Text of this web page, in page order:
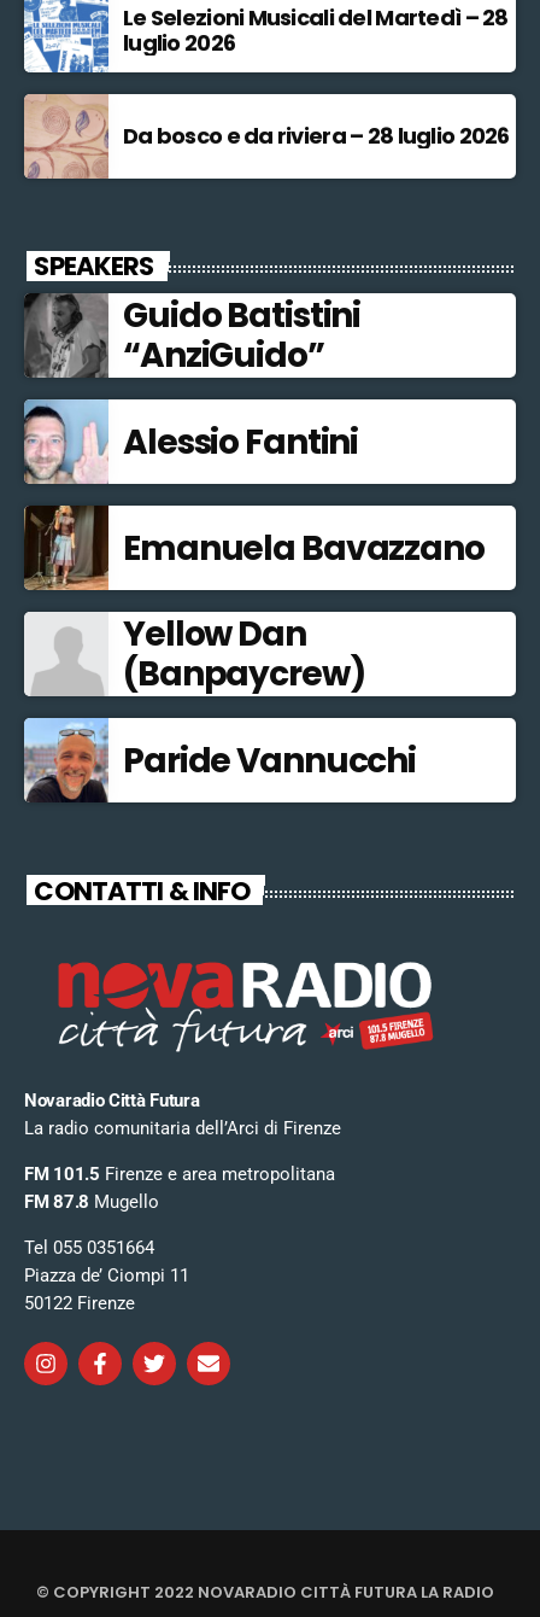
Le Selezioni Musicali del Martedì – 28
luglio 2026
Da bosco e da riviera – 28 luglio 2026
SPEAKERS
Guido Batistini
“AnziGuido”
Alessio Fantini
Emanuela Bavazzano
Yellow Dan
(Banpaycrew)
Paride Vannucchi
CONTATTI & INFO
Novaradio Città Futura
La radio comunitaria dell’Arci di Firenze
FM 101.5 Firenze e area metropolitana
FM 87.8 Mugello
Tel 055 0351664
Piazza de’ Ciompi 11
50122 Firenze
© COPYRIGHT 2022 NOVARADIO CITTÀ FUTURA LA RADIO